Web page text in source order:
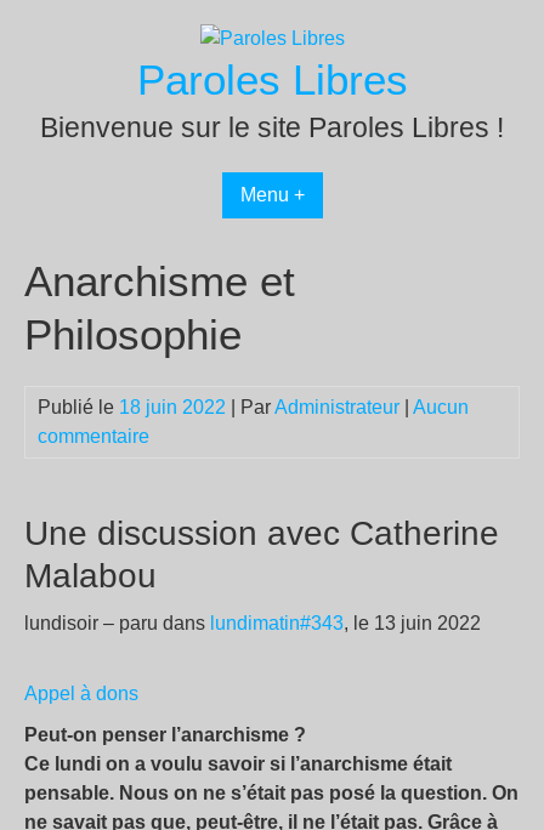
Paroles Libres
Bienvenue sur le site Paroles Libres !
Menu +
Anarchisme et
Philosophie
Publié le 18 juin 2022 | ParAdministrateur
Aucun
commentaire
Une discussion avec Catherine
Malabou
lundisoir – paru dans lundimatin#343, le 13 juin 2022
Appel à dons
Peut-on penser l’anarchisme ?
Ce lundi on a voulu savoir si l’anarchisme était
pensable. Nous on ne s’était pas posé la question. On
ne savait pas que, peut-être, il ne l’était pas. Grâce à